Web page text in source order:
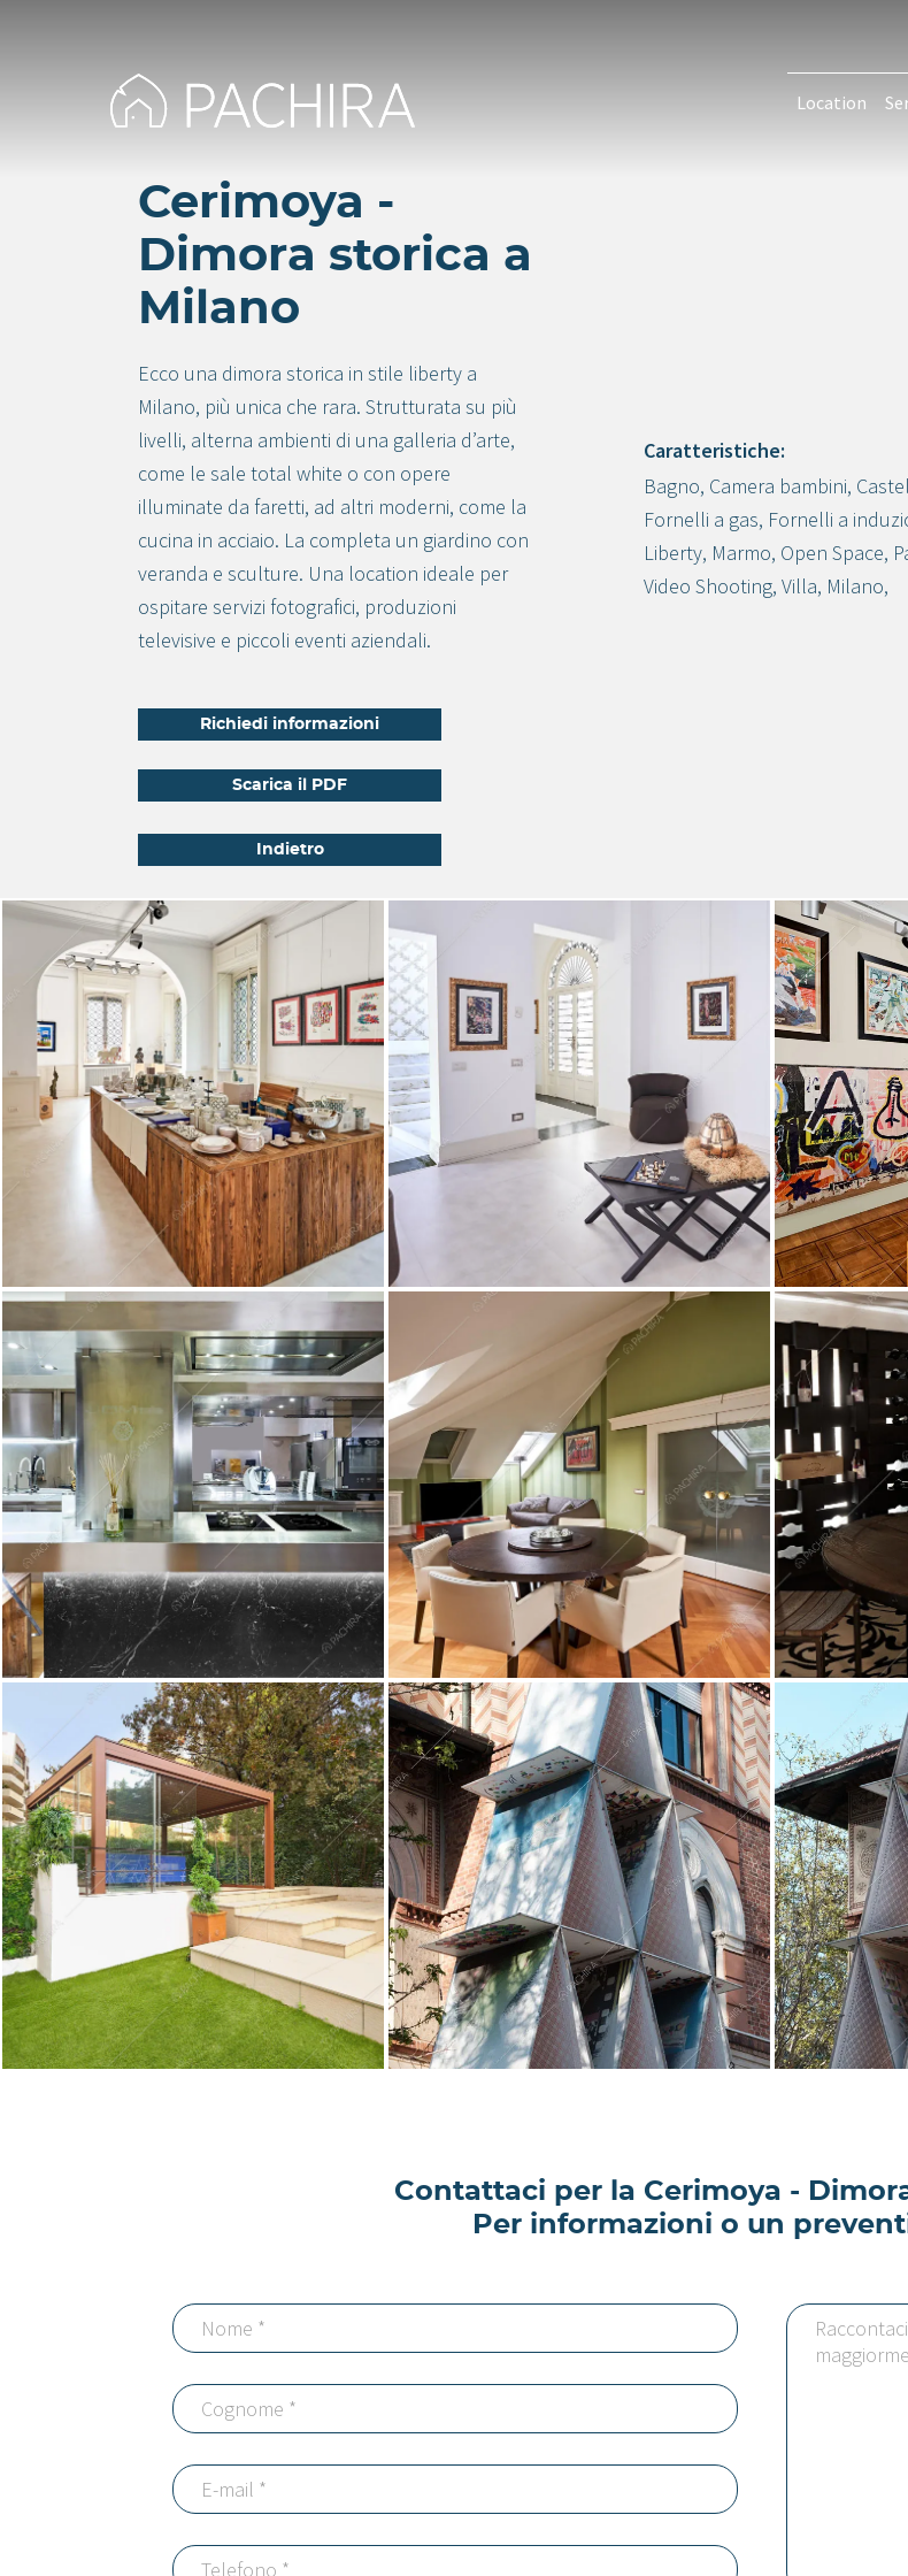
Location
Cerimoya -
Dimora storica a
Milano
Ecco una dimora storica in stile liberty a
Milano, più unica che rara. Strutturata su più
livelli, alterna ambienti di una galleria d’arte,
come le sale total white o con opere
illuminate da faretti, ad altri moderni, come la
cucina in acciaio. La completa un giardino con
veranda e sculture. Una location ideale per
ospitare servizi fotografici, produzioni
televisive e piccoli eventi aziendali.
Richiedi informazioni
Scarica il PDF
Indietro
Crea progetto
Caratteristiche:
Bagno, Camera bambini,
Fornelli a gas, Fornelli a
Liberty, Marmo, Open Space,
Video Shooting, Villa, Milano,
Contattaci per la Cerimoya -
Per informazioni o un